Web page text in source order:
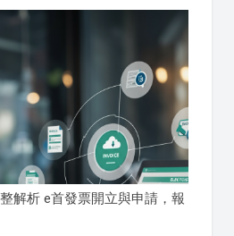
解析 e首發票開立與申請，報